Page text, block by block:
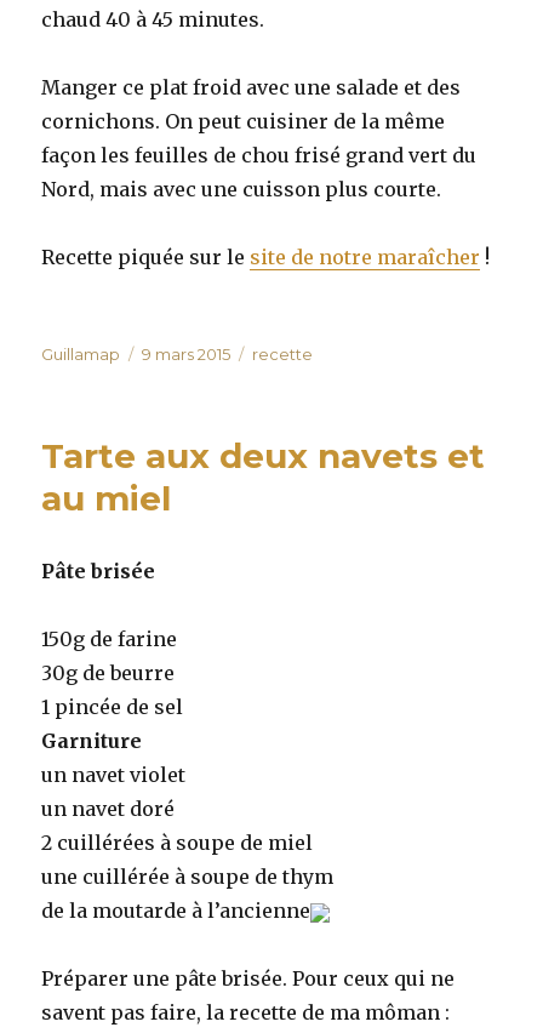
chaud 40 à 45 minutes.
Manger ce plat froid avec une salade et des
cornichons. On peut cuisiner de la même
façon les feuilles de chou frisé grand vert du
Nord, mais avec une cuisson plus courte.
Recette piquée sur le site de notre maraîcher !
Auteur
Guillamap
Publié
9 mars 2015 Catégories
recette
Tarte aux deux navets et
au miel
Pâte brisée
150g de farine
30g de beurre
1 pincée de sel
Garniture
un navet violet
un navet doré
2 cuillérées à soupe de miel
une cuillérée à soupe de thym
de la moutarde à l’ancienne
Préparer une pâte brisée. Pour ceux qui ne
savent pas faire, la recette de ma môman :